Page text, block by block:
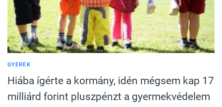
GYEREK
Hiába ígérte a kormány, idén mégsem kap 17
milliárd forint pluszpénzt a gyermekvédelem